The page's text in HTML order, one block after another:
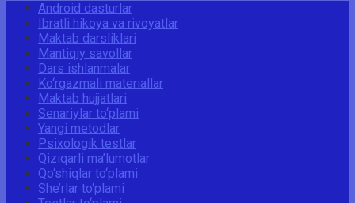
Android dasturlar
Ibratli hikoya va rivoyatlar
Maktab darsliklari
Mantiqiy savollar
Dars ishlanmalar
Ko‘rgazmali materiallar
Maktab hujjatlari
Senariylar to‘plami
Yangi metodlar
Psixologik testlar
Qiziqarli ma’lumotlar
Qo‘shiqlar to‘plami
She’rlar to‘plami